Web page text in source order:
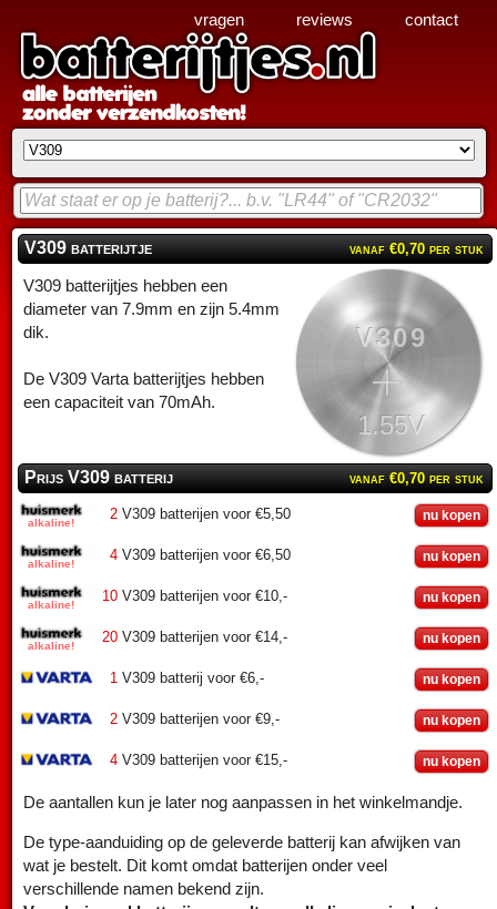
V309 batterijtje vanaf €0,70 per stuk
V309
1.55V
V309 batterijtjes hebben een
diameter van 7.9mm en zijn 5.4mm
dik.
De V309 Varta batterijtjes hebben
een capaciteit van 70mAh.
Prijs V309 batterij vanaf €0,70 per stuk
2 V309 batterijen voor €5,50 nu kopen
4 V309 batterijen voor €6,50 nu kopen
10 V309 batterijen voor €10,- nu kopen
20 V309 batterijen voor €14,- nu kopen
1 V309 batterij voor €6,- nu kopen
2 V309 batterijen voor €9,- nu kopen
4 V309 batterijen voor €15,- nu kopen
De aantallen kun je later nog aanpassen in het winkelmandje.
De type-aanduiding op de geleverde batterij kan afwijken van
wat je bestelt. Dit komt omdat batterijen onder veel
verschillende namen bekend zijn.
vragen reviews contact